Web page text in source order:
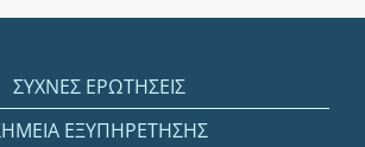
ΣΥΧΝΕΣ ΕΡΩΤΗΣΕΙΣ
ΕΞΥΠΗΡΕΤΗΣΗΣ